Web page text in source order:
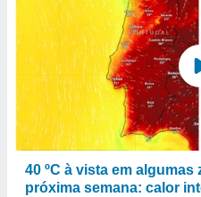
40 ºC à vista em
próxima semana: calor